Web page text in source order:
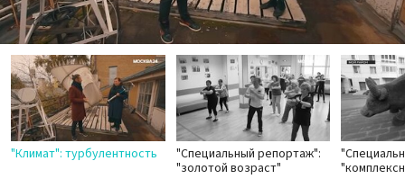
Video
"Климат": турбулентность
"Специальный репортаж":
"золотой возраст"